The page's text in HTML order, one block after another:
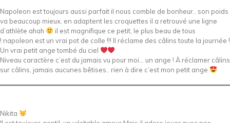
Napoleon est toujours aussi parfait il nous comble de bonheur.. son poids
va beaucoup mieux, en adaptent les croquettes il a retrouvé une ligne
d’athlète ahah
il est magnifique ce petit, le plus beau de tous
! napoleon est un vrai pot de colle !!! Il réclame des câlins toute la journée !
Un vrai petit ange tombé du ciel
Niveau caractère c’est du jamais vu pour moi… un ange ! À réclamer câlins
sur câlins, jamais aucunes bêtises.. rien à dire c’est mon petit ange
Nikita